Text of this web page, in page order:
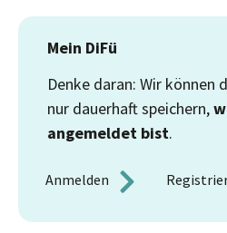
Mein DiFü
Denke daran: Wir können
nur dauerhaft speichern,
angemeldet bist.
Anmelden